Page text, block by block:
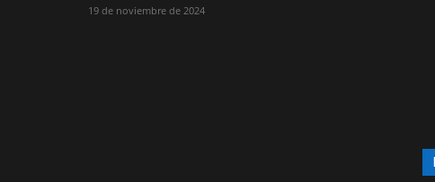
19 de noviembre de 2024